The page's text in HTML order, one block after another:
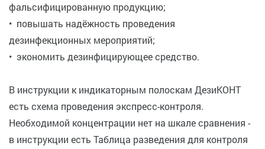
фальсифицированную продукцию;
• повышать надёжность проведения
дезинфекционных мероприятий;
• экономить дезинфицирующее средство.
В инструкции к индикаторным полоскам ДезиКОНТ
есть схема проведения экспресс-контроля.
Необходимой концентрации нет на шкале сравнения -
в инструкции есть Таблица разведения для контроля